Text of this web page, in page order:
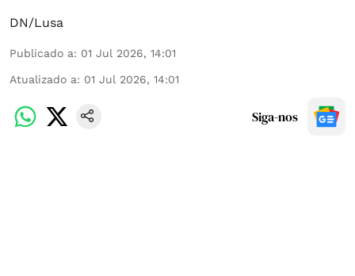
DN/Lusa
Publicado a: 01 Jul 2026, 14:01
Atualizado a: 01 Jul 2026, 14:01
Siga-nos